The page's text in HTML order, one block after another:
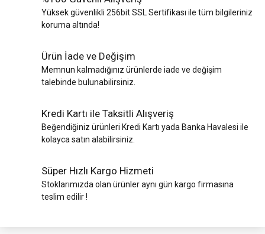
Yüksek güvenlikli 256bit SSL Sertifikası ile tüm bilgileriniz
koruma altında!
Ürün İade ve Değişim
Memnun kalmadığınız ürünlerde iade ve değişim
talebinde bulunabilirsiniz.
Kredi Kartı ile Taksitli Alışveriş
Beğendiğiniz ürünleri Kredi Kartı yada Banka Havalesi ile
kolayca satın alabilirsiniz.
Süper Hızlı Kargo Hizmeti
Stoklarımızda olan ürünler aynı gün kargo firmasına
teslim edilir !